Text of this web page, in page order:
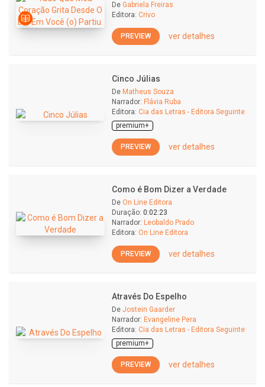
De Gabriela Freiras
Editora: Crivo
PREVIEW ver detalhes
Cinco Júlias
De Matheus Souza
Narrador: Flávia Ruba
Editora: Cia das Letras - Editora Seguinte
premium+
PREVIEW ver detalhes
Como é Bom Dizer a Verdade
De On Line Editora
Duração: 0:02:23
Narrador: Leobaldo Prado
Editora: On Line Editora
PREVIEW ver detalhes
Através Do Espelho
De Jostein Gaarder
Narrador: Evangeline Pera
Editora: Cia das Letras - Editora Seguinte
premium+
PREVIEW ver detalhes